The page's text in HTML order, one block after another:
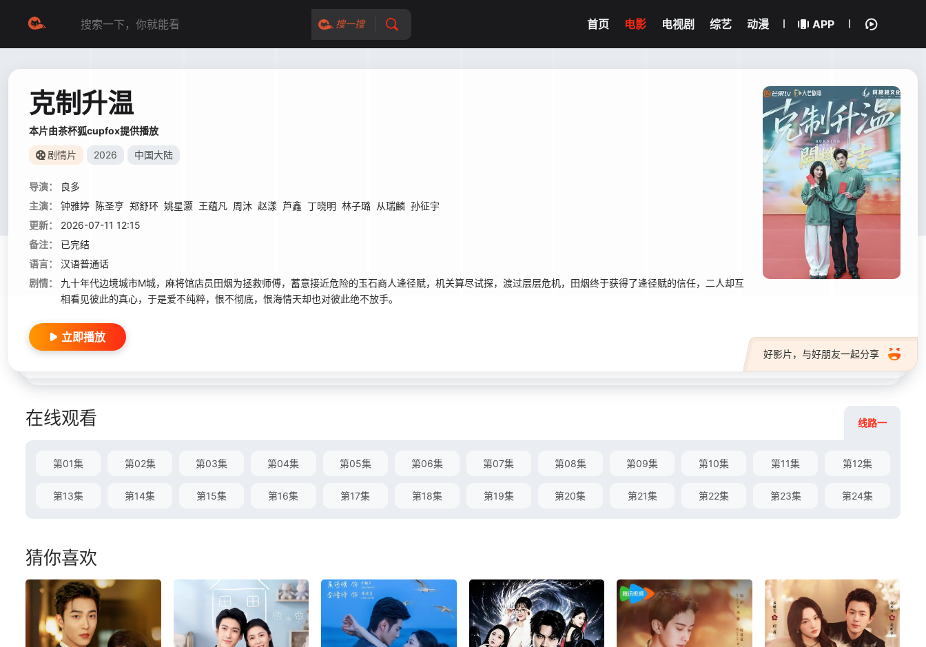
搜一搜 首页 电影 电视剧 综艺 动漫 APP
克制升温
本片由茶杯狐cupfox提供播放
剧情片 2026 中国大陆
导演：
良多
主演：
钟雅婷 陈圣亨 郑舒环 姚星灏 王蕴凡 周沐 赵漾 芦鑫 丁晓明 林子璐 从瑞麟 孙征宇
更新：
2026-07-11 12:15
备注：
已完结
语言：
汉语普通话
剧情：
九十年代边境城市M城，麻将馆店员田烟为拯救师傅，蓄意接近危险的玉石商人逄径赋，机关算尽试探，渡过层层危机，田烟终于获得了逄径赋的信任，二人却互
相看见彼此的真心，于是爱不纯粹，恨不彻底，恨海情天却也对彼此绝不放手。
好影片，与好朋友一起分享
立即播放
在线观看 线路一
第01集 第02集 第03集 第04集 第05集 第06集 第07集 第08集 第09集 第10集 第11集 第12集
第13集 第14集 第15集 第16集 第17集 第18集 第19集 第20集 第21集 第22集 第23集 第24集
猜你喜欢